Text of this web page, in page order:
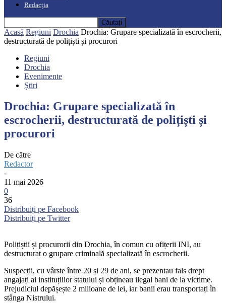
Redacția
Acasă Regiuni Drochia Drochia: Grupare specializată în escrocherii,
destructurată de polițiști și procurori
Regiuni
Drochia
Evenimente
Știri
Drochia: Grupare specializată în
escrocherii, destructurată de polițiști și
procurori
De către
Redactor
-
11 mai 2026
0
36
Distribuiți pe Facebook
Distribuiți pe Twitter
Polițiștii și procurorii din Drochia, în comun cu ofițerii INI, au
destructurat o grupare criminală specializată în escrocherii.
Suspecții, cu vârste între 20 și 29 de ani, se prezentau fals drept
angajați ai instituțiilor statului și obțineau ilegal bani de la victime.
Prejudiciul depășește 2 milioane de lei, iar banii erau transportați în
stânga Nistrului.